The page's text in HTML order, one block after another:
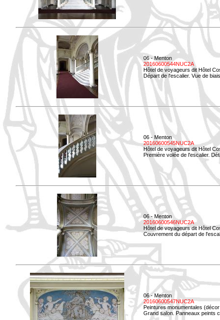
06 - Menton
20160600544NUC2A
Hôtel de voyageurs dit Hôtel
Départ de l'escalier. Vue de
06 - Menton
20160600545NUC2A
Hôtel de voyageurs dit Hôtel
Première volée de l'escalier.
06 - Menton
20160600546NUC2A
Hôtel de voyageurs dit Hôtel
Couvrement du départ de
06 - Menton
20160600547NUC2A
Peintures monumentales
Grand salon. Panneaux peints